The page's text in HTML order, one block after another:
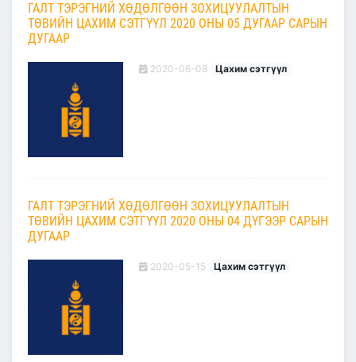
ГАЛТ ТЭРЭГНИЙ ХӨДӨЛГӨӨН ЗОХИЦУУЛАЛТЫН
ТӨВИЙН ЦАХИМ СЭТГҮҮЛ 2020 ОНЫ 05 ДУГААР САРЫН
ДУГААР
2020-06-08 Цахим сэтгүүл
ГАЛТ ТЭРЭГНИЙ ХӨДӨЛГӨӨН ЗОХИЦУУЛАЛТЫН
ТӨВИЙН ЦАХИМ СЭТГҮҮЛ 2020 ОНЫ 04 ДҮГЭЭР САРЫН
ДУГААР
2020-05-15 Цахим сэтгүүл